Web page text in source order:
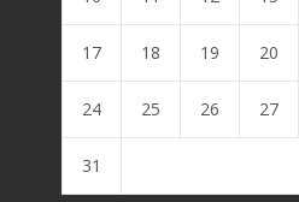
17 18 19 20
24 25 26 27
31